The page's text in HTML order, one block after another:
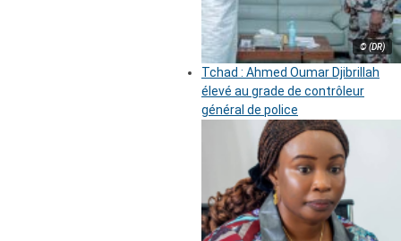
© (DR)
Tchad : Ahmed Oumar Djibrillah
élevé au grade de contrôleur
général de police